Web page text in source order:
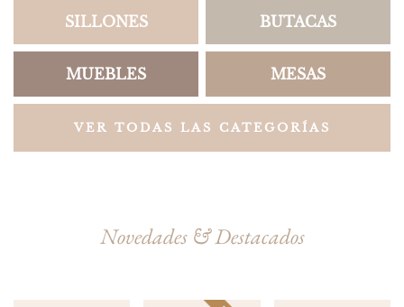
SILLONES BUTACAS
MUEBLES MESAS
VER TODAS LAS CATEGORÍAS
Novedades & Destacados